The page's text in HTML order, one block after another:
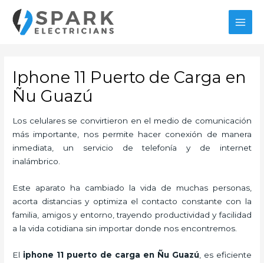
contenido
Iphone 11 Puerto de Carga en
Ñu Guazú
Los celulares se convirtieron en el medio de comunicación
más importante, nos permite hacer conexión de manera
inmediata, un servicio de telefonía y de internet
inalámbrico.
Este aparato ha cambiado la vida de muchas personas,
acorta distancias y optimiza el contacto constante con la
familia, amigos y entorno, trayendo productividad y facilidad
a la vida cotidiana sin importar donde nos encontremos.
El iphone 11 puerto de carga en Ñu Guazú, es eficiente